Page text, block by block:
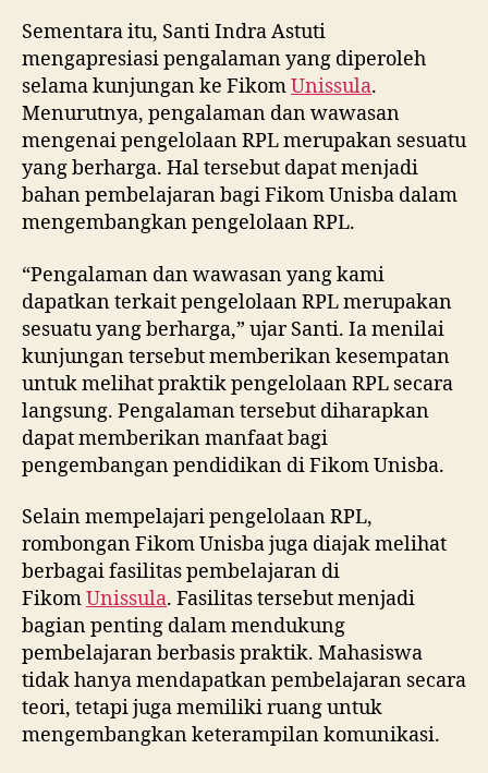
Sementara itu, Santi Indra Astuti
mengapresiasi pengalaman yang diperoleh
selama kunjungan ke FikomUnissula.
Menurutnya, pengalaman dan wawasan
mengenai pengelolaan RPL merupakan sesuatu
yang berharga. Hal tersebut dapat menjadi
bahan pembelajaran bagi Fikom Unisba dalam
mengembangkan pengelolaan RPL.
“Pengalaman dan wawasan yang kami
dapatkan terkait pengelolaan RPL merupakan
sesuatu yang berharga,” ujar Santi. Ia menilai
kunjungan tersebut memberikan kesempatan
untuk melihat praktik pengelolaan RPL secara
langsung. Pengalaman tersebut diharapkan
dapat memberikan manfaat bagi
pengembangan pendidikan di Fikom Unisba.
Selain mempelajari pengelolaan RPL,
rombongan Fikom Unisba juga diajak melihat
berbagai fasilitas pembelajaran di
FikomUnissula. Fasilitas tersebut menjadi
bagian penting dalam mendukung
pembelajaran berbasis praktik. Mahasiswa
tidak hanya mendapatkan pembelajaran secara
teori, tetapi juga memiliki ruang untuk
mengembangkan keterampilan komunikasi.